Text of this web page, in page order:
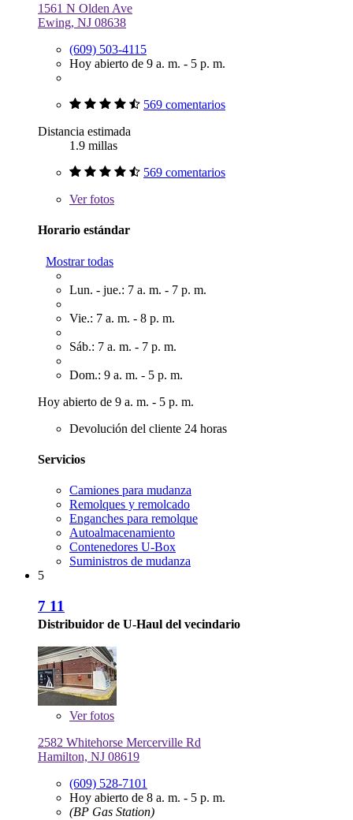
1561 N Olden Ave
Ewing, NJ 08638
(609) 503-4115
Hoy abierto de 9 a. m. - 5 p. m.
569 comentarios
Distancia estimada
1.9 millas
569 comentarios
Verfotos
Horario estándar
Mostrar todas
Lun. - jue.: 7 a. m. - 7 p. m.
Vie.: 7 a. m. - 8 p. m.
Sáb.: 7 a. m. - 7 p. m.
Dom.: 9 a. m. - 5 p. m.
Hoy abierto de 9 a. m. - 5 p. m.
Devolución del cliente 24 horas
Servicios
Camiones para mudanza
Remolques y remolcado
Enganches para remolque
Autoalmacenamiento
Contenedores U-Box
Suministros de mudanza
5
7 11
Distribuidor de U-Haul del vecindario
Verfotos
2582 Whitehorse Mercerville Rd
Hamilton, NJ 08619
(609) 528-7101
Hoy abierto de 8 a. m. - 5 p. m.
(BP Gas Station)